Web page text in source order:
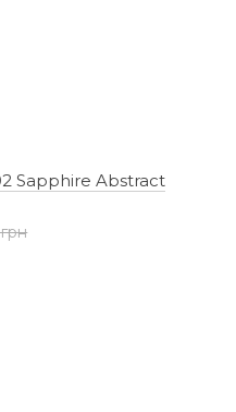
Sapphire Abstract